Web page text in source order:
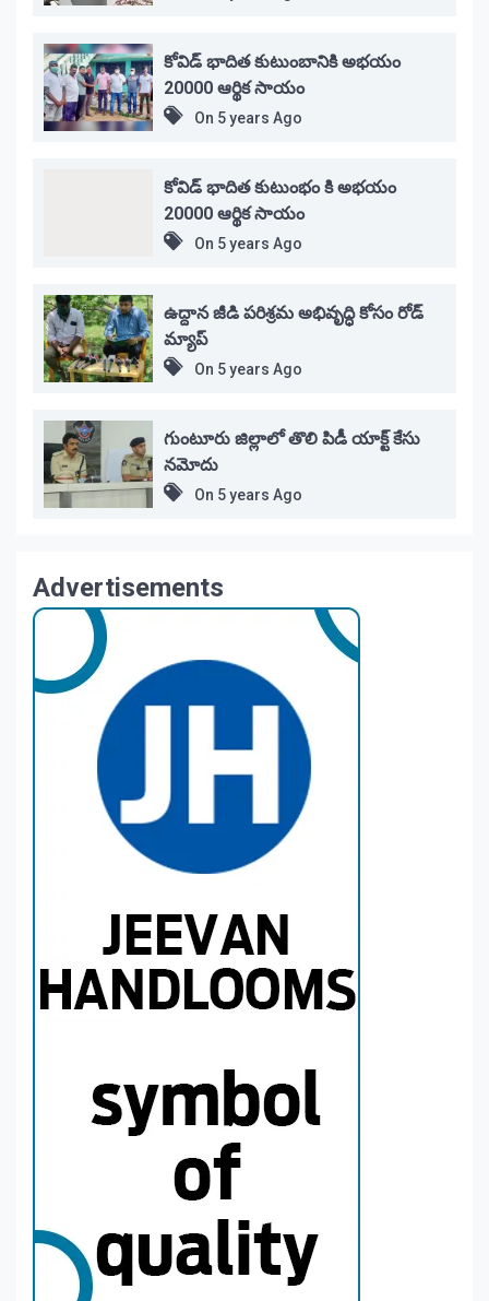
కోవిడ్ భాదిత కుటుంబానికి అభయం
20000 ఆర్థిక సాయం
On 5 years Ago
కోవిడ్ భాదిత కుటుంభం కి అభయం
20000 ఆర్థిక సాయం
On 5 years Ago
ఉద్దాన జీడి పరిశ్రమ అభివృద్ధి కోసం రోడ్
మ్యాప్
On 5 years Ago
గుంటూరు జిల్లాలో తొలి పిడీ యాక్ట్ కేసు
నమోదు
On 5 years Ago
Advertisements